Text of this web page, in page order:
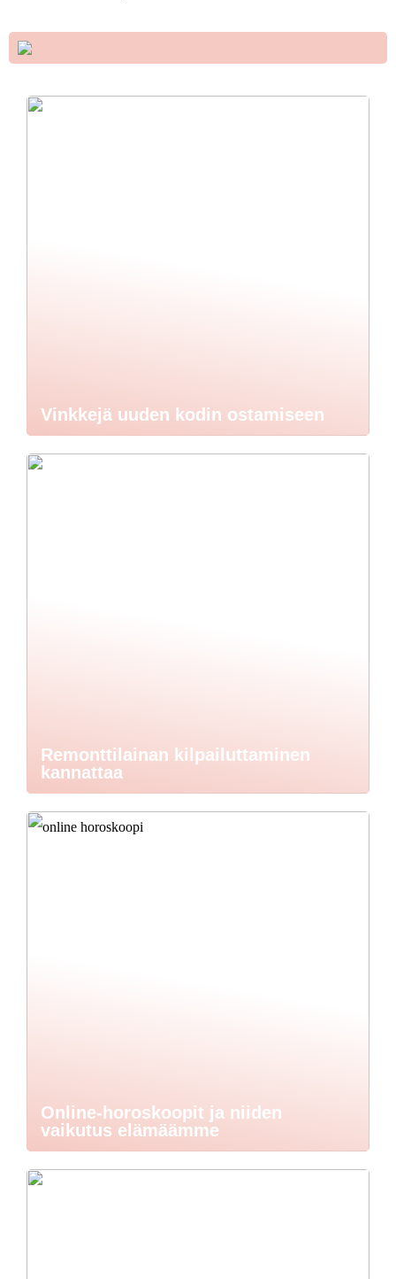
Vinkkejä uuden kodin ostamiseen
Remonttilainan kilpailuttaminen
kannattaa
Online-horoskoopit ja niiden
vaikutus elämäämme